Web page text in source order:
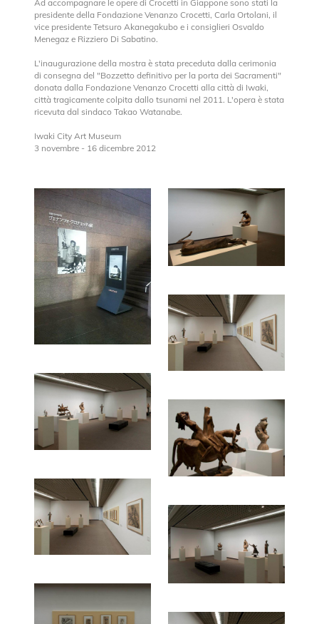
Ad accompagnare le opere di Crocetti in Giappone sono stati la
presidente della Fondazione Venanzo Crocetti, Carla Ortolani, il
vice presidente Tetsuro Akanegakubo e i consiglieri Osvaldo
Menegaz e Rizziero Di Sabatino.
L'inaugurazione della mostra è stata preceduta dalla cerimonia
di consegna del "Bozzetto definitivo per la porta dei Sacramenti"
donata dalla Fondazione Venanzo Crocetti alla città di Iwaki,
città tragicamente colpita dallo tsunami nel 2011. L'opera è stata
ricevuta dal sindaco Takao Watanabe.
Iwaki City Art Museum
3 novembre - 16 dicembre 2012